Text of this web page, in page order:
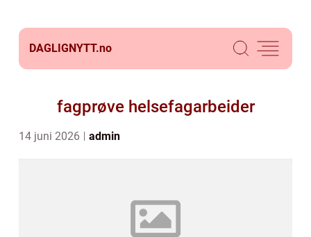
DAGLIGNYTT.no
fagprøve helsefagarbeider
14 juni 2026 admin